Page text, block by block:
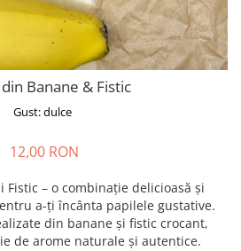
Banane & Fistic
Gust: dulce
12,00 RON
Fistic – o combinație delicioasă și
a-ți încânta papilele gustative.
din banane și fistic crocant,
de arome naturale și autentice.